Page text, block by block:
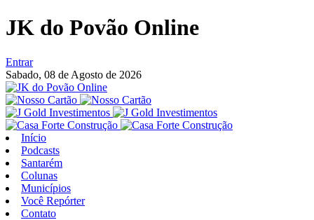
JK do Povão Online
Entrar
Sabado, 08 de Agosto de 2026
Início
Podcasts
Santarém
Colunas
Municípios
Você Repórter
Contato